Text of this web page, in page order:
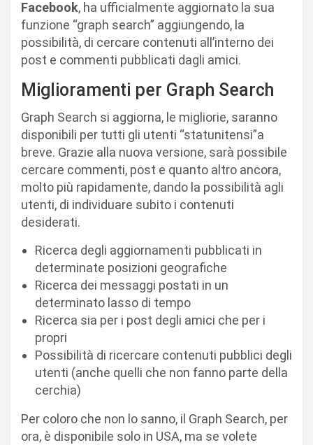
Facebook, ha ufficialmente aggiornato la sua
funzione “graph search” aggiungendo, la
possibilità, di cercare contenuti all’interno dei
post e commenti pubblicati dagli amici.
Miglioramenti per Graph Search
Graph Search si aggiorna, le migliorie, saranno
disponibili per tutti gli utenti “statunitensi”a
breve. Grazie alla nuova versione, sarà possibile
cercare commenti, post e quanto altro ancora,
molto più rapidamente, dando la possibilità agli
utenti, di individuare subito i contenuti
desiderati.
Ricerca degli aggiornamenti pubblicati in
determinate posizioni geografiche
Ricerca dei messaggi postati in un
determinato lasso di tempo
Ricerca sia per i post degli amici che per i
propri
Possibilità di ricercare contenuti pubblici degli
utenti (anche quelli che non fanno parte della
cerchia)
Per coloro che non lo sanno, il Graph Search, per
ora, è disponibile solo in USA, ma se volete